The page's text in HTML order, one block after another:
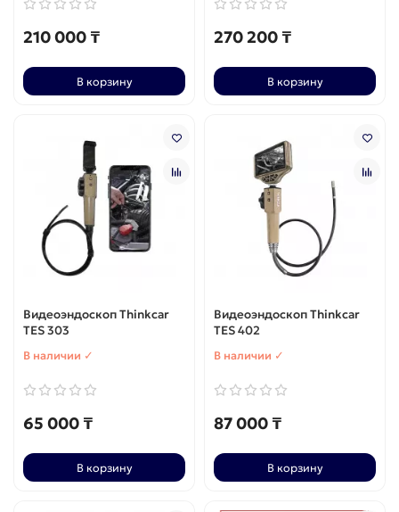
210 000 ₸
В корзину
270 200 ₸
В корзину
Видеоэндоскоп Thinkcar
TES 303
В наличии ✓
65 000 ₸
В корзину
Видеоэндоскоп Thinkcar
TES 402
В наличии ✓
87 000 ₸
В корзину